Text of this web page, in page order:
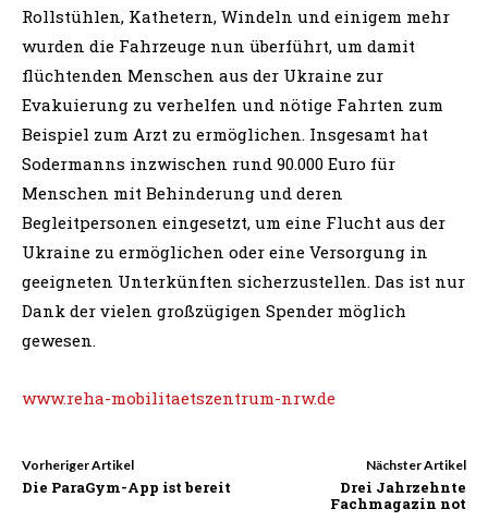
Rollstühlen, Kathetern, Windeln und einigem mehr
wurden die Fahrzeuge nun überführt, um damit
flüchtenden Menschen aus der Ukraine zur
Evakuierung zu verhelfen und nötige Fahrten zum
Beispiel zum Arzt zu ermöglichen. Insgesamt hat
Sodermanns inzwischen rund 90.000 Euro für
Menschen mit Behinderung und deren
Begleitpersonen eingesetzt, um eine Flucht aus der
Ukraine zu ermöglichen oder eine Versorgung in
geeigneten Unterkünften sicherzustellen. Das ist nur
Dank der vielen großzügigen Spender möglich
gewesen.
www.reha-mobilitaetszentrum-nrw.de
Vorheriger Artikel
Die ParaGym-App ist bereit
Nächster Artikel
Drei Jahrzehnte
Fachmagazin not